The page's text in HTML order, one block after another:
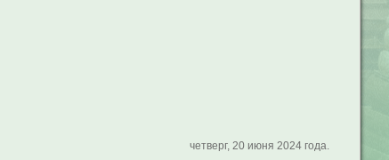
четверг, 20 июня 2024 года.